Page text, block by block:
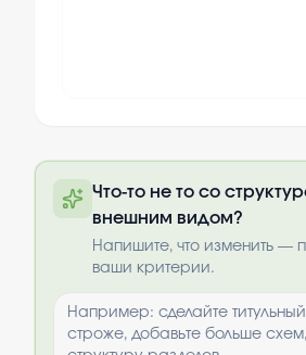
по почте после
Что-то не то со
внешним видом?
Напишите, что изменить —
ваши критерии.